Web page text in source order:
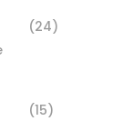
(24)
(15)